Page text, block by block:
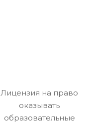
Лицензия на право
оказывать
образовательные